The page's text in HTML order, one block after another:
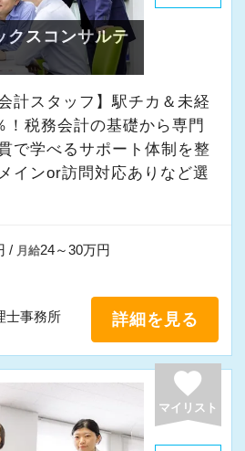
クスコンサルテ
計スタッフ】駅チカ＆未経
！税務会計の基礎から専門
で学べるサポート体制を整
インor訪問対応ありなど選
/ 月給24～30万円
士事務所 詳細を見る
favorite
マイリスト